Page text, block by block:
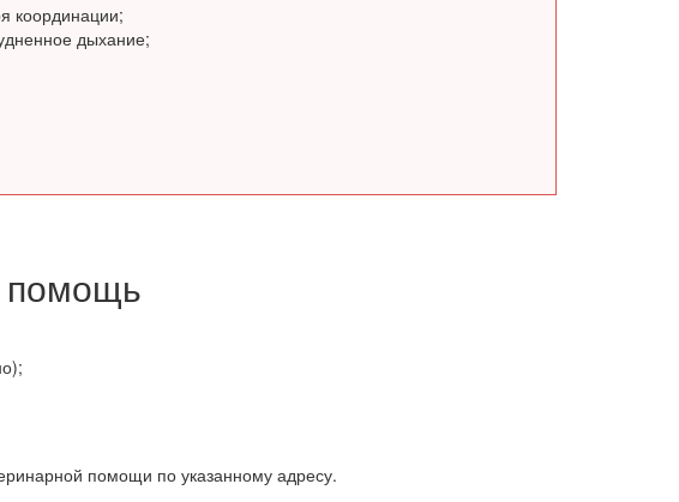
координации;
дыхание;
помощь
помощи по указанному адресу.